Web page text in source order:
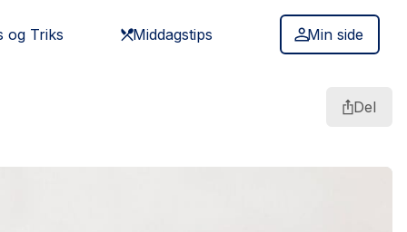
og Triks Middagstips Min side
Del